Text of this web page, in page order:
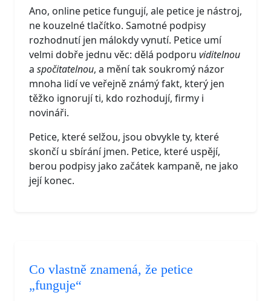
Ano, online petice fungují, ale petice je nástroj,
ne kouzelné tlačítko. Samotné podpisy
rozhodnutí jen málokdy vynutí. Petice umí
velmi dobře jednu věc: dělá podporu viditelnou
a spočitatelnou, a mění tak soukromý názor
mnoha lidí ve veřejně známý fakt, který jen
těžko ignorují ti, kdo rozhodují, firmy i
novináři.
Petice, které selžou, jsou obvykle ty, které
skončí u sbírání jmen. Petice, které uspějí,
berou podpisy jako začátek kampaně, ne jako
její konec.
Co vlastně znamená, že petice
„funguje“